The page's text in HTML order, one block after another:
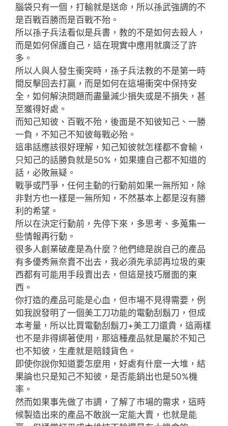
腦袋只有一個，打輸就是送命，所以孫武強調的不
是百戰百勝而是百戰不殆。
所以孫子兵法看似是兵書，教的不是如何去殺人，
而是如何保護自己，這在現實中應用就廣泛了許
多。
所以人與人發生衝突時，孫子兵法教的不是第一時
間反擊回去打贏，而是如何在這場衝突中保持安
全，如何解決問題而盡量減少損失或是不損失，甚
至獲得好處。
而知己知彼、百戰不殆，後面是不知彼知己、一勝
一負，不知己不知彼每戰必殆。
這串話應該很好理解，知己知彼就怎樣都不會輸，
只知己的話勝負就是50%，如果連自己都不知道的
話，必敗無疑。
戰爭或鬥爭，任何主動的行動前如果一無所知，除
非對方也一樣是一無所知，不然基本上都是沒有勝
利的希望。
所以在決定行動前，先停下來，多思考、多蒐集一
些情報再行動。
很多人創業破產是為什麼？他們總是說自己的產品
有多優秀無奈賣不出去，我必須先承認再垃圾的東
西都有可能用手段賣出去，但這是技巧層面的東
西。
你打造的產品可能是心血，但市場不見得需要，例
如我說發明了一個美工刀功能的電動刮鬍刀，但成
本考量，所以比買電動刮鬍刀+美工刀還貴，這兩樣
也不是非得綁著使用，那這種產品就是屬於不知己
也不知彼，生產就是賠錢貨色。
即使你說你知道要怎麼用，好處有什麼一大堆，結
果論也只是知己不知彼，是否能銷出也是50%機
率。
然而如果事先做了市調，了解了市場的需求，這時
候製造出來的產品不敢說一定能大賣，也就是能